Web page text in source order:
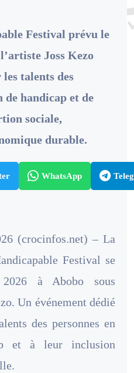
Festival prévu le
Joss Kezo
talents des
de handicap et de
sociale,
durable.
WhatsApp
(crocinfos.net) – La
Festival se
à Abobo sous
Un événement dédié
des personnes en
et à leur inclusion